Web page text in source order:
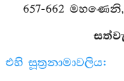
657-662
එහි සූත්‍රනාමාවලිය: